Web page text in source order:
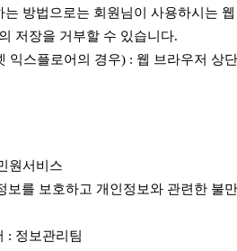
는 방법으로는 회원님이 사용하시는
저장을 거부할 수 있습니다.
익스플로어의 경우) : 웹 브라우저 상
원서비스
보를 보호하고 개인정보와 관련한 불
: 정보관리팀